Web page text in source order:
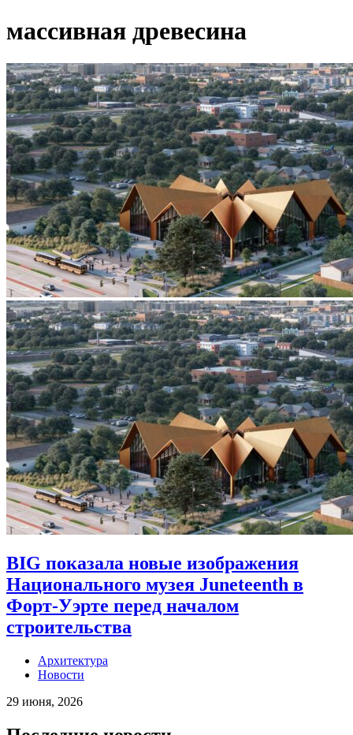
массивная древесина
BIG показала новые изображения
Национального музея Juneteenth в
Форт-Уэрте перед началом
строительства
Архитектура
Новости
29 июня, 2026